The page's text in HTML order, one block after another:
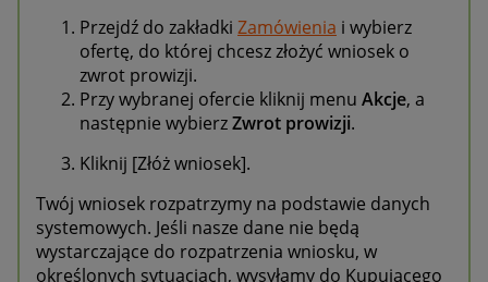
Przejdź do zakładki Zamówienia i wybierz
ofertę, do której chcesz złożyć wniosek o
zwrot prowizji.
Przy wybranej ofercie kliknij menu Akcje, a
następnie wybierzZwrot prowizji.
Kliknij [Złóż wniosek].
Twój wniosek rozpatrzymy na podstawie danych
systemowych. Jeśli nasze dane nie będą
wystarczające do rozpatrzenia wniosku, w
określonych sytuacjach, wysyłamy do Kupującego